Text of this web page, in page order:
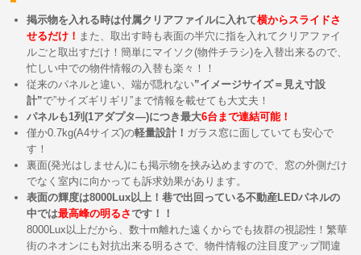
掲示物を入れる時は付属クリアファイルに入れて横からスライドさ
せるだけ！ また、取出す時も表面の半穴に指を入れてクリアファイ
ルごと取出すだけ！簡単にマイソク(物件チラシ)を入替出来るので、
忙しい中での物件情報の入替も楽々！！
従来のパネルと違い、端が隠れない”イメージサイズ＝見え寸設
計”で”サイズギリギリ”まで情報を載せても大丈夫！
パネルも1列(1アダプタ―)につき最大6台まで連結可能！
僅か0.7kg(A4サイズ)の軽量設計！ ガラス窓に面していても安心で
す！
裏面(発光はしません)にも掲示物を挟み込めますので、窓の外側だけ
でなく室内に向かっても訴求効果があります。
表面の輝度は8000Lux以上！巷で出回っている不動産LEDパネルの
中では最高峰の明るさです！！
8000Lux以上だから、数十m離れた遠くからでも抜群の視認性！繁華
街のネオンにも対抗出来る明るさで、物件情報の注目度アップ間違